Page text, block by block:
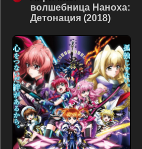
волшебница Наноха:
Детонация (2018)